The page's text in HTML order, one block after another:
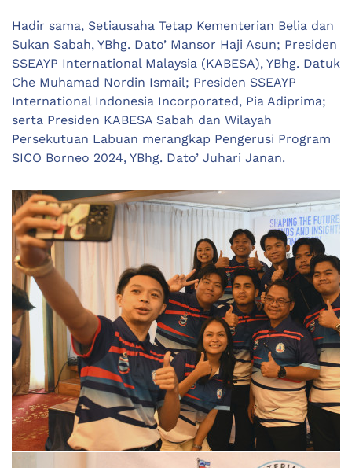
Hadir sama, Setiausaha Tetap Kementerian Belia dan
Sukan Sabah, YBhg. Dato’ Mansor Haji Asun; Presiden
SSEAYP International Malaysia (KABESA), YBhg. Datuk
Che Muhamad Nordin Ismail; Presiden SSEAYP
International Indonesia Incorporated, Pia Adiprima;
serta Presiden KABESA Sabah dan Wilayah
Persekutuan Labuan merangkap Pengerusi Program
SICO Borneo 2024, YBhg. Dato’ Juhari Janan.